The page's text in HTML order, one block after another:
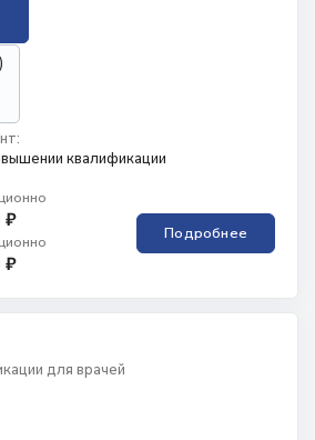
квалификации
₽
₽
Подробнее
для врачей